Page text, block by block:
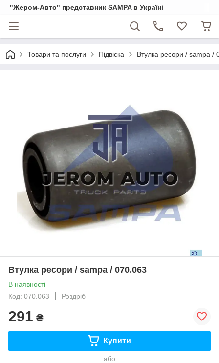
"Жером-Авто" представник SAMPA в Україні
Товари та послуги Підвіска Втулка ресори / sampa /
Втулка ресори / sampa / 070.063
В наявності
Код: 070.063
Роздріб
291 ₴
Купити
або